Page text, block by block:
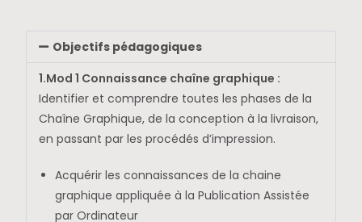
Objectifs pédagogiques
1.Mod 1 Connaissance chaîne graphique :
Identifier et comprendre toutes les phases de la
Chaîne Graphique, de la conception à la livraison,
en passant par les procédés d’impression.
Acquérir les connaissances de la chaine
graphique appliquée à la Publication Assistée
par Ordinateur